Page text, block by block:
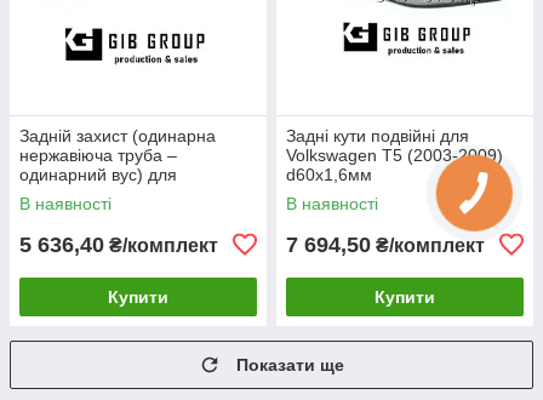
Задній захист (одинарна
нержавіюча труба –
одинарний вус) для
Volkswagen T5 (2003-2009)
d60х1,6мм
В наявності
5 636,40 ₴/комплект
Купити
Задні кути подвійні для
Volkswagen T5 (2003-2009)
d60х1,6мм
В наявності
7 694,50 ₴/комплект
Купити
Показати ще